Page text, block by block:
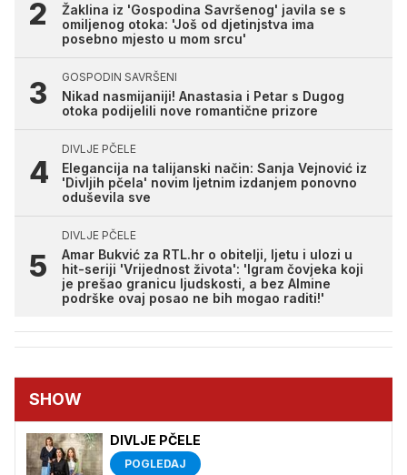
Žaklina iz 'Gospodina Savršenog' javila se s
omiljenog otoka: 'Još od djetinjstva ima
posebno mjesto u mom srcu'
GOSPODIN SAVRŠENI
Nikad nasmijaniji! Anastasia i Petar s Dugog
otoka podijelili nove romantične prizore
DIVLJE PČELE
Elegancija na talijanski način: Sanja Vejnović iz
'Divljih pčela' novim ljetnim izdanjem ponovno
oduševila sve
DIVLJE PČELE
Amar Bukvić za RTL.hr o obitelji, ljetu i ulozi u
hit-seriji 'Vrijednost života': 'Igram čovjeka koji
je prešao granicu ljudskosti, a bez Almine
podrške ovaj posao ne bih mogao raditi!'
SHOW
DIVLJE PČELE
POGLEDAJ